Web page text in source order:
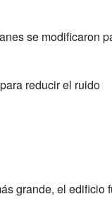
se modificaron
reducir el ruido
grande, el edificio